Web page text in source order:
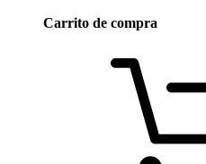
Carrito de compra